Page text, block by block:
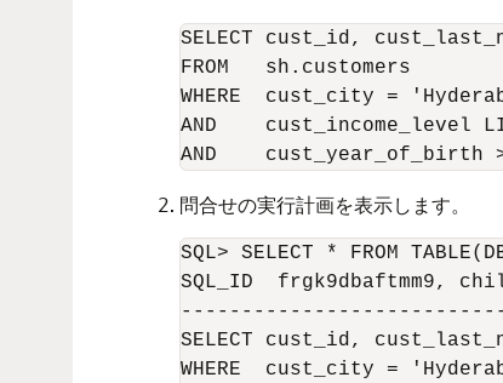
SELECT cust_id,
FROM   sh.customers
WHERE  cust_city =
AND    cust_income_level
AND    cust_year_of_birth
問合せの実行計画を表示します。
SQL> SELECT * FROM
SQL_ID  frgk9dbaftmm9,
SELECT cust_id,
WHERE  cust_city =